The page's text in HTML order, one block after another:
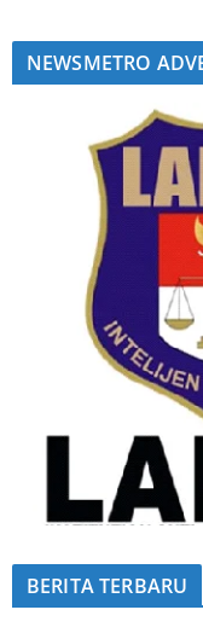
NEWSMETRO
BERITA TERBARU